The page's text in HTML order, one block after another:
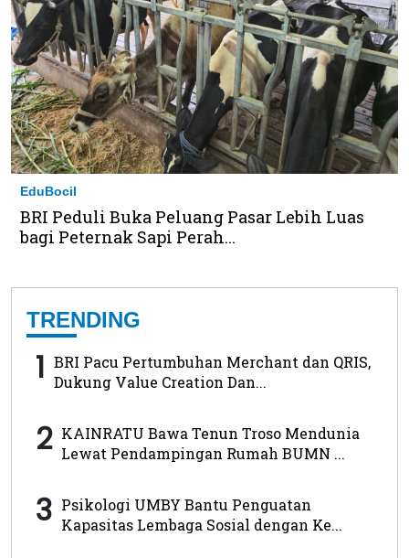
EduBocil
BRI Peduli Buka Peluang Pasar Lebih Luas
bagi Peternak Sapi Perah...
TRENDING
1 BRI Pacu Pertumbuhan Merchant dan QRIS,
Dukung Value Creation Dan...
2 KAINRATU Bawa Tenun Troso Mendunia
Lewat Pendampingan Rumah BUMN ...
3 Psikologi UMBY Bantu Penguatan
Kapasitas Lembaga Sosial dengan Ke...